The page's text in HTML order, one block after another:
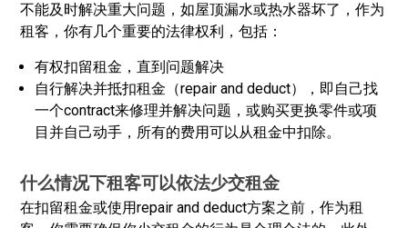
不能及时解决重大问题，如屋顶漏水或热水器坏了，作为
租客，你有几个重要的法律权利，包括：
有权扣留租金，直到问题解决
自行解决并抵扣租金（repair and deduct），即自己找
一个contract来修理并解决问题，或购买更换零件或项
目并自己动手，所有的费用可以从租金中扣除。
什么情况下租客可以依法少交租金
在扣留租金或使用repair and deduct方案之前，作为租